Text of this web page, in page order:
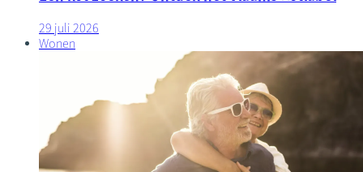
29 juli 2026
Wonen